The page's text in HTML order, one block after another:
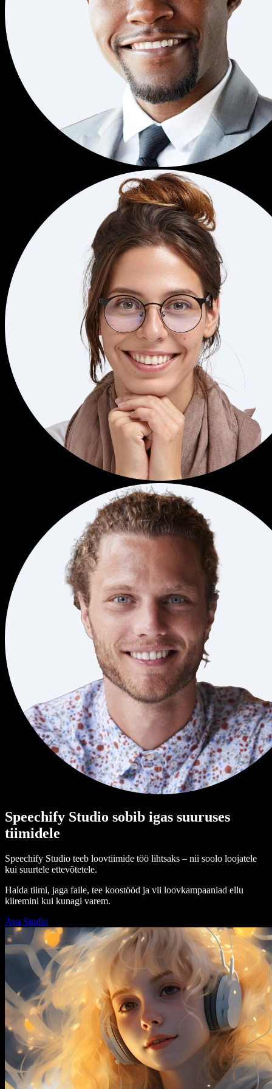
Speechify Studio sobib igas suuruses
tiimidele
Speechify Studio teeb loovtiimide töö lihtsaks – nii soolo loojatele
kui suurtele ettevõtetele.
Halda tiimi, jaga faile, tee koostööd ja vii loovkampaaniad ellu
kiiremini kui kunagi varem.
Ava Studio